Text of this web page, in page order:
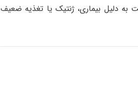
دلیل بیماری، ژنتیک یا تغذیه ضعیف